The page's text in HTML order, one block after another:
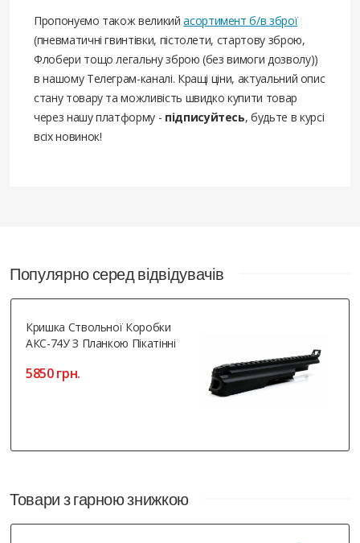
Пропонуємо також великийасортимент б/в зброї
(пневматичні гвинтівки, пістолети, стартову зброю,
Флобери тощо легальну зброю (без вимоги дозволу))
в нашому Телеграм-каналі. Кращі ціни, актуальний опис
стану товару та можливість швидко купити товар
через нашу платформу - підписуйтесь, будьте в курсі
всіх новинок!
Популярно серед відвідувачів
Кришка Ствольної Коробки
АКС-74У З Планкою Пікатінні
5850 грн.
Товари з гарною знижкою